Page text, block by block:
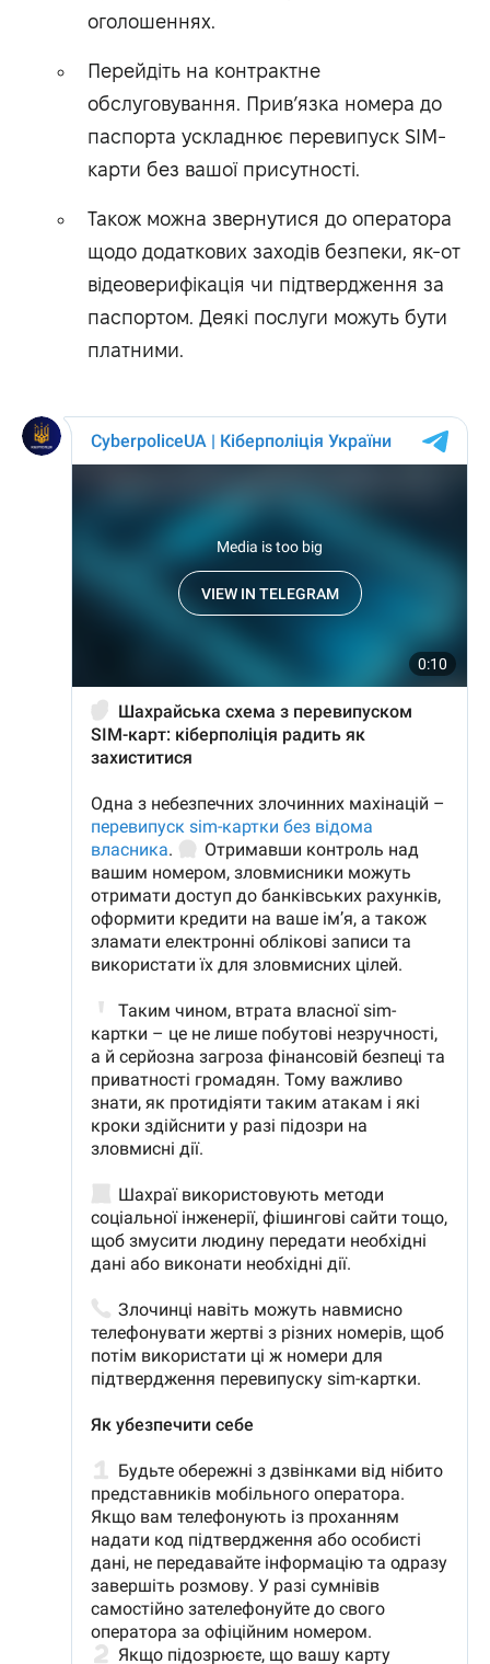
оголошеннях.
Перейдіть на контрактне
обслуговування. Прив’язка номера до
паспорта ускладнює перевипуск SIM-
карти без вашої присутності.
Також можна звернутися до оператора
щодо додаткових заходів безпеки, як-от
відеоверифікація чи підтвердження за
паспортом. Деякі послуги можуть бути
платними.